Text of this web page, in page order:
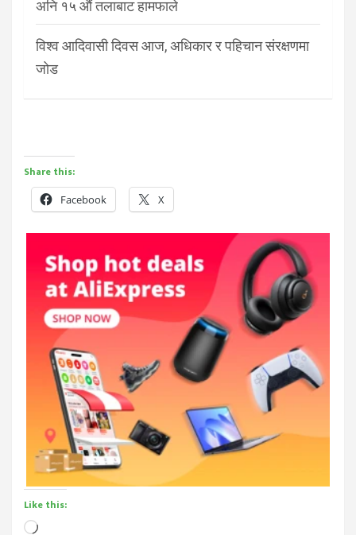
अनि १५ औं तलाबाट हामफाले
विश्व आदिवासी दिवस आज, अधिकार र पहिचान संरक्षणमा
जोड
Share this:
Facebook X
Like this:
Loading…